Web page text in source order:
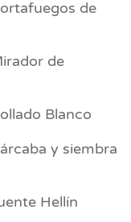
de
de
Blanco
y siembra
Hellín